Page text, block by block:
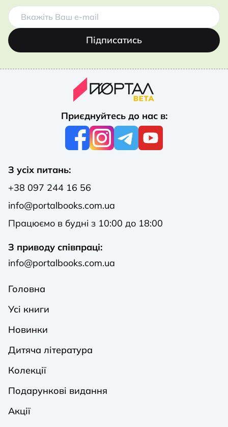
Підписатись
Приєднуйтесь до нас в:
З усіх питань:
+38 097 244 16 56
info@portalbooks.com.ua
Працюємо в будні з 10:00 до 18:00
З приводу співпраці:
info@portalbooks.com.ua
Головна
Усі книги
Новинки
Дитяча література
Колекції
Подарункові видання
Акції